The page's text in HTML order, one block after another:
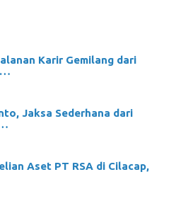
Karir Gemilang dari
Jaksa Sederhana dari
Aset PT RSA di Cilacap,